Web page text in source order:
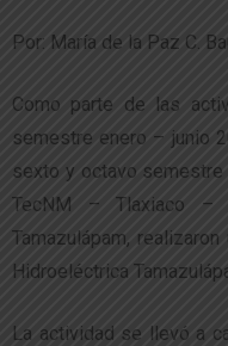
Por: María de la Paz C.
Como parte de las
semestre enero – junio
sexto y octavo
TecNM – Tlaxiaco –
Tamazulápam,
Hidroeléctrica
La actividad se llevó a